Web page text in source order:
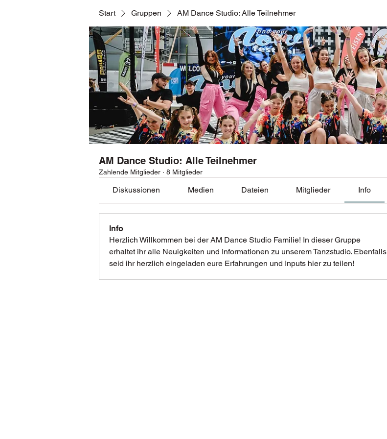
Start Gruppen AM Dance Studio: Alle Teilnehmer
AM Dance Studio: Alle Teilnehmer
Zahlende Mitglieder · 8 Mitglieder
Diskussionen Medien Dateien Mitglieder Info
Info
Herzlich Willkommen bei der AM Dance Studio Familie! In dieser Gruppe
erhaltet ihr alle Neuigkeiten und Informationen zu unserem Tanzstudio. Ebenfalls
seid ihr herzlich eingeladen eure Erfahrungen und Inputs hier zu teilen!